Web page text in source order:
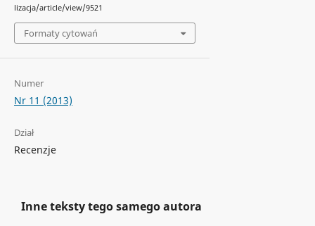
lizacja/article/view/9521
Formaty cytowań
Numer
Nr 11 (2013)
Dział
Recenzje
Inne teksty tego samego autora